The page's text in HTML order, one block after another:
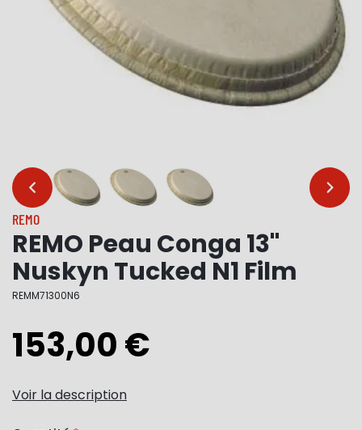
… …
REMO
REMO Peau Conga 13"
Nuskyn Tucked N1 Film
REMM71300N6
153,00 €
Voir la description